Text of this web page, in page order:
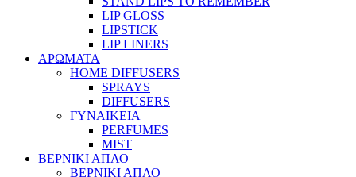
LIP GLOSS
LIPSTICK
LIP LINERS
ΑΡΩΜΑΤΑ
HOME DIFFUSERS
SPRAYS
DIFFUSERS
ΓΥΝΑΙΚΕΙΑ
PERFUMES
MIST
ΒΕΡΝΙΚΙ ΑΠΛΟ
ΒΕΡΝΙΚΙ ΑΠΛΟ